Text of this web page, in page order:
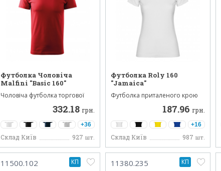
Футболка Чоловіча
Malfini "Basic 160"
Чоловіча футболка торгової
марки Malfini. Футболка...
332.18 грн.
+36
Склад Київ 927 шт.
Футболка Roly 160
"Jamaica"
Футболка приталеного крою
— ідеальне поєднання сти...
187.96 грн.
+16
Склад Київ 987 шт.
11500.102 КП 11380.235 КП